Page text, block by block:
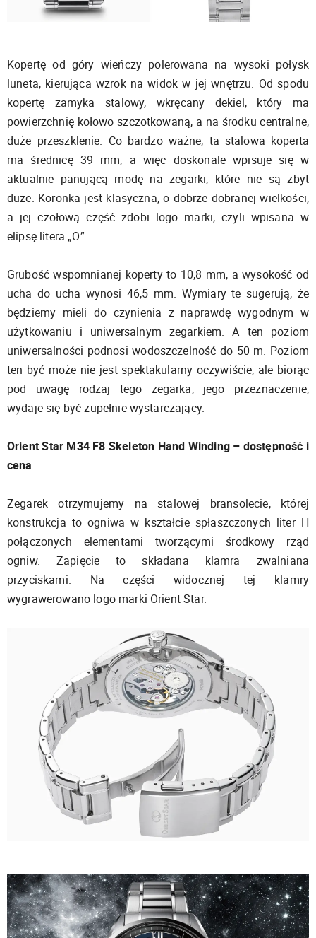
Kopertę od góry wieńczy polerowana na wysoki połysk
luneta, kierująca wzrok na widok w jej wnętrzu. Od spodu
kopertę zamyka stalowy, wkręcany dekiel, który ma
powierzchnię kołowo szczotkowaną, a na środku centralne,
duże przeszklenie. Co bardzo ważne, ta stalowa koperta
ma średnicę 39 mm, a więc doskonale wpisuje się w
aktualnie panującą modę na zegarki, które nie są zbyt
duże. Koronka jest klasyczna, o dobrze dobranej wielkości,
a jej czołową część zdobi logo marki, czyli wpisana w
elipsę litera „O”.
Grubość wspomnianej koperty to 10,8 mm, a wysokość od
ucha do ucha wynosi 46,5 mm. Wymiary te sugerują, że
będziemy mieli do czynienia z naprawdę wygodnym w
użytkowaniu i uniwersalnym zegarkiem. A ten poziom
uniwersalności podnosi wodoszczelność do 50 m. Poziom
ten być może nie jest spektakularny oczywiście, ale biorąc
pod uwagę rodzaj tego zegarka, jego przeznaczenie,
wydaje się być zupełnie wystarczający.
Orient Star M34 F8 Skeleton Hand Winding – dostępność i
cena
Zegarek otrzymujemy na stalowej bransolecie, której
konstrukcja to ogniwa w kształcie spłaszczonych liter H
połączonych elementami tworzącymi środkowy rząd
ogniw. Zapięcie to składana klamra zwalniana
przyciskami. Na części widocznej tej klamry
wygrawerowano logo marki Orient Star.